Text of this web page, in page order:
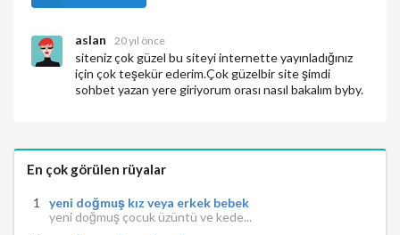
aslan 20 yıl önce
siteniz çok güzel bu siteyi internette yayınladığınız
için çok teşekür ederim.Çok güzelbir site şimdi
sohbet yazan yere giriyorum orası nasıl bakalım byby.
En çok görülen rüyalar
yeni doğmuş kız veya erkek bebek
yeni doğmuş çocuk üzüntü ve kede...